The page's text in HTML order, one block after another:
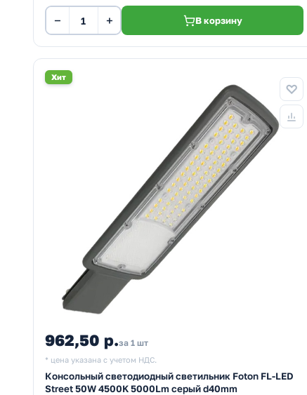
− + В корзину
Хит
962,50 р.за 1 шт
* цена указана с учетом НДС.
Консольный светодиодный светильник Foton FL-LED
Street 50W 4500K 5000Lm серый d40mm